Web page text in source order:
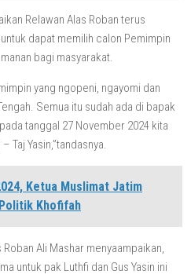
Relawan Alas Roban terus
dapat memilih calon Pemimpin
bagi masyarakat.
yang ngopeni, ngayomi dan
Semua itu sudah ada di bapak
tanggal 27 November 2024 kita
Taj Yasin,”tandasnya.
Ketua Muslimat Jatim
Khofifah
Ali Mashar menyaampaikan,
untuk pak Luthfi dan Gus Yasin ini